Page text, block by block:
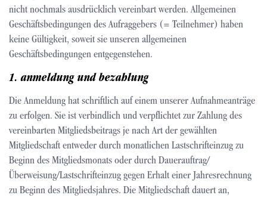
nicht nochmals ausdrücklich vereinbart werden. Allgemeinen
Geschäftsbedingungen des Aufraggebers (= Teilnehmer) haben
keine Gültigkeit, soweit sie unseren allgemeinen
Geschäftsbedingungen entgegenstehen.
1. anmeldung und bezahlung
Die Anmeldung hat schriftlich auf einem unserer Aufnahmeanträge
zu erfolgen. Sie ist verbindlich und verpflichtet zur Zahlung des
vereinbarten Mitgliedsbeitrags je nach Art der gewählten
Mitgliedschaft entweder durch monatlichen Lastschrifteinzug zu
Beginn des Mitgliedsmonats oder durch Dauerauftrag/
Überweisung/Lastschrifteinzug gegen Erhalt einer Jahresrechnung
zu Beginn des Mitgliedsjahres. Die Mitgliedschaft dauert an,